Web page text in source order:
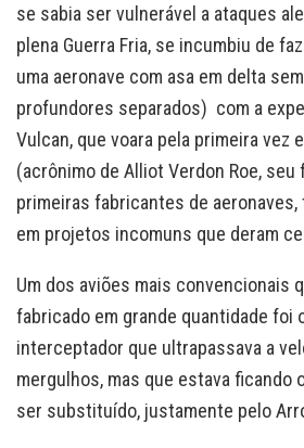
se sabia ser vulnerável a ataques
plena Guerra Fria, se incumbiu de
uma aeronave com asa em delta
profundores separados) com a
Vulcan, que voara pela primeira vez
(acrônimo de Alliot Verdon Roe, seu
primeiras fabricantes de aeronaves,
em projetos incomuns que deram
Um dos aviões mais convencionais
fabricado em grande quantidade foi
interceptador que ultrapassava a
mergulhos, mas que estava ficando
ser substituído, justamente pelo